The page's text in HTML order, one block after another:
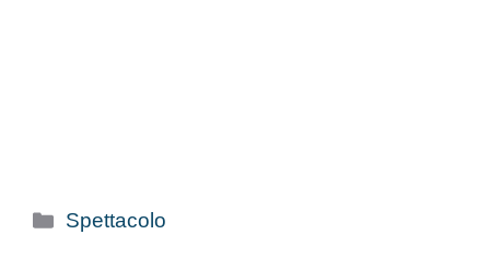
Categorie
Spettacolo